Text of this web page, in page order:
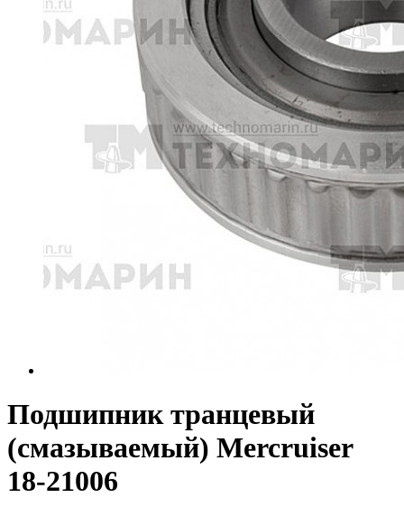
Подшипник транцевый
(смазываемый) Mercruiser
18-21006